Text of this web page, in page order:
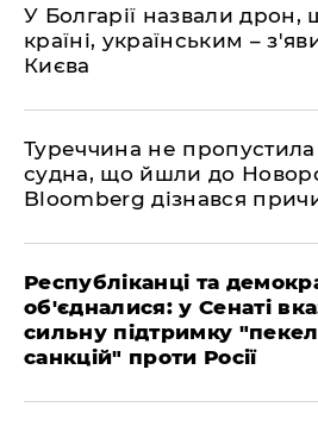
У Болгарії назвали дрон,
країні, українським –
Києва
Туреччина не пропустила
судна, що йшли до
Bloomberg дізнався
Республіканці та
об'єдналися: у Сенаті
сильну підтримку
санкцій" проти Росії